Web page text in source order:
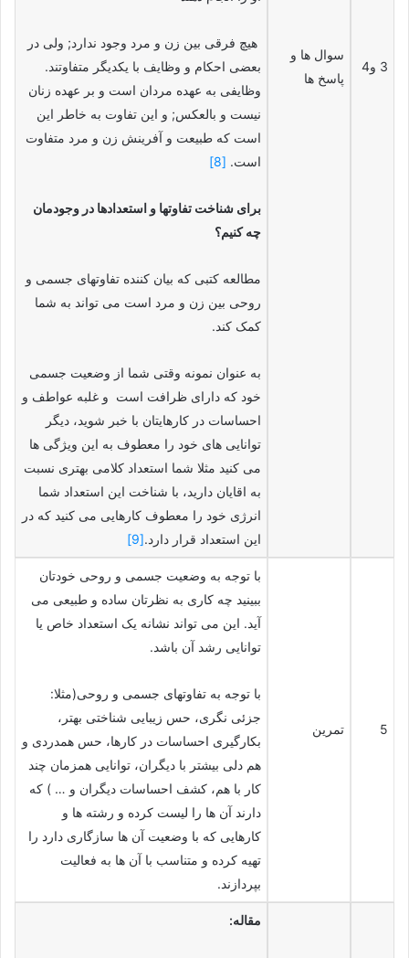
3 و4
سوال ها و
پاسخ ها
هیچ فرقى بین زن و مرد وجود ندارد; ولى در
بعضى احكام و وظایف با یكدیگر متفاوتند.
وظایفى به عهده مردان است و بر عهده زنان
نیست و بالعكس; و این تفاوت به خاطر این
است كه طبیعت و آفرینش زن و مرد متفاوت
است. [8]
برای شناخت تفاوتها و استعدادها در وجودمان
چه کنیم؟
مطالعه کتبی که بیان کننده تفاوتهای جسمی و
روحی بین زن و مرد است می تواند به شما
کمک کند.
به عنوان نمونه وقتی شما از وضعیت جسمی
خود که دارای ظرافت است و غلبه عواطف و
احساسات در کارهایتان با خبر شوید، دیگر
توانایی های خود را معطوف به این ویژگی ها
می کنید مثلا شما استعداد کلامی بهتری نسبت
به اقایان دارید، با شناخت این استعداد شما
انرژی خود را معطوف کارهایی می کنید که در
این استعداد قرار دارد.[9]
5 تمرین
با توجه به وضعیت جسمی و روحی خودتان
ببینید چه کاری به نظرتان ساده و طبیعی می
آید. این می تواند نشانه یک استعداد خاص یا
توانایی رشد آن باشد.
با توجه به تفاوتهای جسمی و روحی(مثلا:
جزئی نگری، حس زیبایی شناختی بهتر،
بکارگیری احساسات در کارها، حس همدردی و
هم دلی بیشتر با دیگران، توانایی همزمان چند
کار با هم، کشف احساسات دیگران و … ) که
دارند آن ها را لیست کرده و رشته ها و
کارهایی که با وضعیت آن ها سازگاری دارد را
تهیه کرده و متناسب با آن ها به فعالیت
بپردازند.
مقاله: